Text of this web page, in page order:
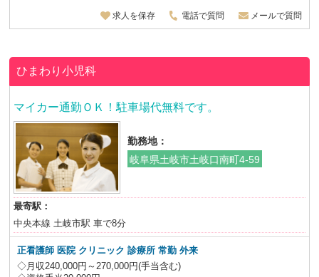
求人を保存 電話で質問 メールで質問
ひまわり小児科
マイカー通勤ＯＫ！駐車場代無料です。
勤務地：
岐阜県土岐市土岐口南町4-59
最寄駅：
中央本線 土岐市駅 車で8分
正看護師 医院 クリニック 診療所 常勤 外来
◇月収240,000円～270,000円(手当含む)